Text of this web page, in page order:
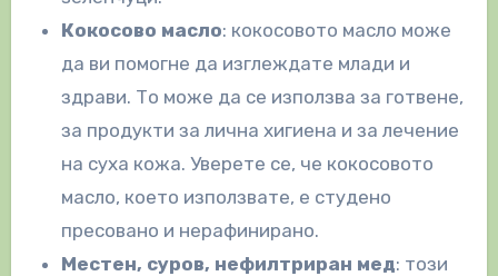
Кокосово масло: кокосовото масло може
да ви помогне да изглеждате млади и
здрави. То може да се използва за готвене,
за продукти за лична хигиена и за лечение
на суха кожа. Уверете се, че кокосовото
масло, което използвате, е студено
пресовано и нерафинирано.
Местен, суров, нефилтриран мед: този